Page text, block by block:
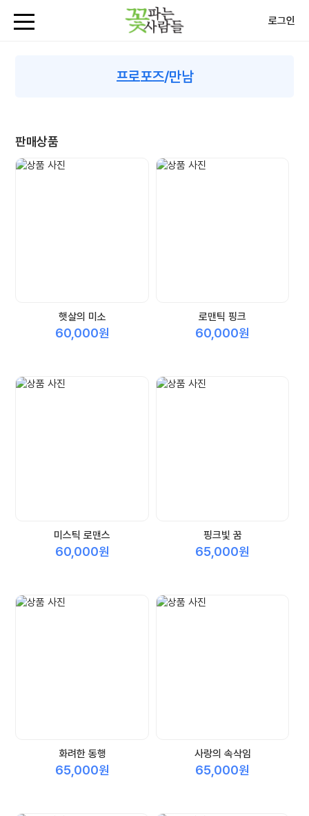
로그인
프로포즈/만남
판매상품
햇살의 미소
60,000원
로맨틱 핑크
60,000원
미스틱 로맨스
60,000원
핑크빛 꿈
65,000원
화려한 동행
65,000원
사랑의 속삭임
65,000원